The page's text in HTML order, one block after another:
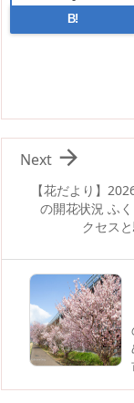
B!
【花だより】
の開花状況 ふ
クセス

Next